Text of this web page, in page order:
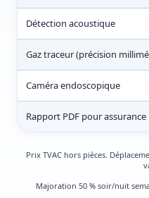
Détection acoustique
Gaz traceur (précision
Caméra endoscopique
Rapport PDF pour assurance
Prix TVAC hors pièces.
Majoration 50 % soir/nuit